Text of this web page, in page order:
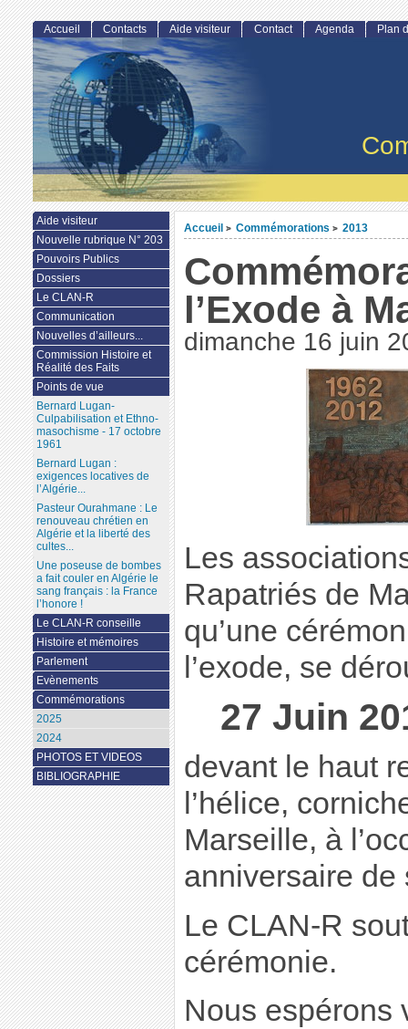
Accueil > Commémorations > 2013
l’Exode à
dimanche 16 juin
Les
Rapatriés de
qu’une
l’exode, se
27 Juin
devant le haut
l’hélice,
Marseille, à
anniversaire de
Le CLAN-R
cérémonie.
Nous espérons
Accueil Contacts Aide visiteur Contact Agenda Plan
Aide visiteur
Nouvelle rubrique N° 203
Pouvoirs Publics
Dossiers
Le CLAN-R
Communication
Nouvelles d’ailleurs...
Commission Histoire et
Réalité des Faits
Points de vue
Bernard Lugan-
Culpabilisation et Ethno-
masochisme - 17 octobre
1961
Bernard Lugan :
exigences locatives de
l’Algérie...
Pasteur Ourahmane : Le
renouveau chrétien en
Algérie et la liberté des
cultes...
Une poseuse de bombes
a fait couler en Algérie le
sang français : la France
l’honore !
Le CLAN-R conseille
Histoire et mémoires
Parlement
Evènements
Commémorations
2025
2024
PHOTOS ET VIDEOS
BIBLIOGRAPHIE